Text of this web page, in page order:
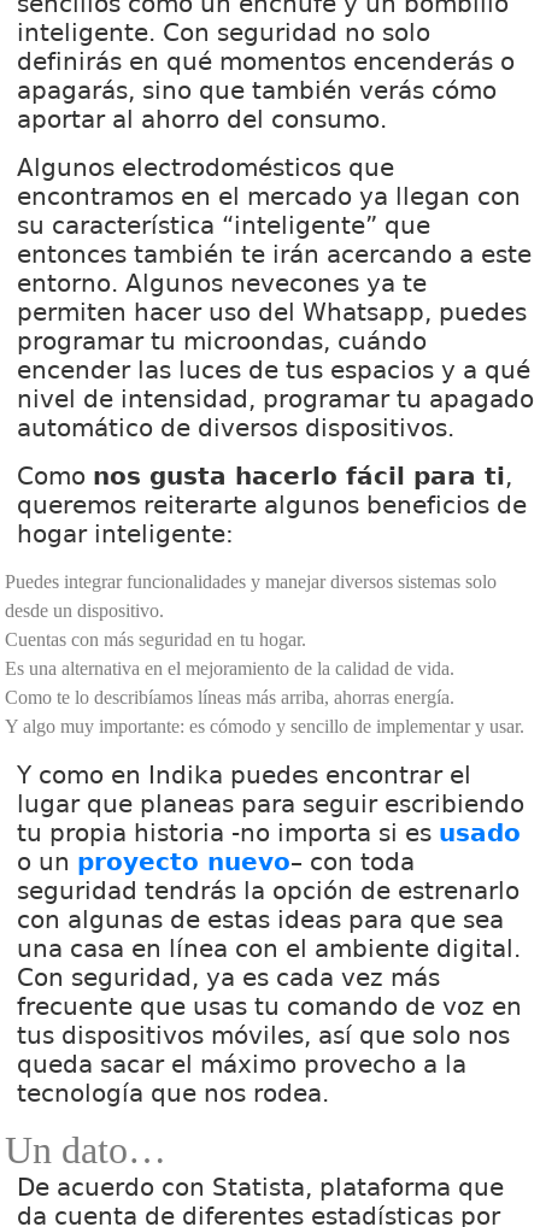
inteligente. Con seguridad no solo
definirás en qué momentos encenderás o
apagarás, sino que también verás cómo
aportar al ahorro del consumo.
Algunos electrodomésticos que
encontramos en el mercado ya llegan con
su característica “inteligente” que
entonces también te irán acercando a este
entorno. Algunos nevecones ya te
permiten hacer uso del Whatsapp, puedes
programar tu microondas, cuándo
encender las luces de tus espacios y a qué
nivel de intensidad, programar tu apagado
automático de diversos dispositivos.
Como nos gusta hacerlo fácil para ti,
queremos reiterarte algunos beneficios de
hogar inteligente:
Puedes integrar funcionalidades y manejar diversos sistemas solo
desde un dispositivo.
Cuentas con más seguridad en tu hogar.
Es una alternativa en el mejoramiento de la calidad de vida.
Como te lo describíamos líneas más arriba, ahorras energía.
Y algo muy importante: es cómodo y sencillo de implementar y usar.
Y como en Indika puedes encontrar el
lugar que planeas para seguir escribiendo
tu propia historia -no importa si es usado
o un proyecto nuevo– con toda
seguridad tendrás la opción de estrenarlo
con algunas de estas ideas para que sea
una casa en línea con el ambiente digital.
Con seguridad, ya es cada vez más
frecuente que usas tu comando de voz en
tus dispositivos móviles, así que solo nos
queda sacar el máximo provecho a la
tecnología que nos rodea.
Un dato…
De acuerdo con Statista, plataforma que
da cuenta de diferentes estadísticas por